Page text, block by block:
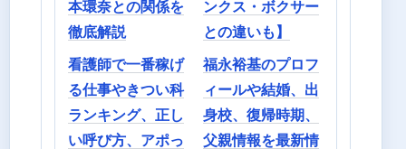
本環奈との関係を
徹底解説
ンクス・ボクサー
との違いも】
看護師で一番稼げ
る仕事やきつい科
ランキング、正し
い呼び方、アポっ
福永裕基のプロフ
ィールや結婚、出
身校、復帰時期、
父親情報を最新情